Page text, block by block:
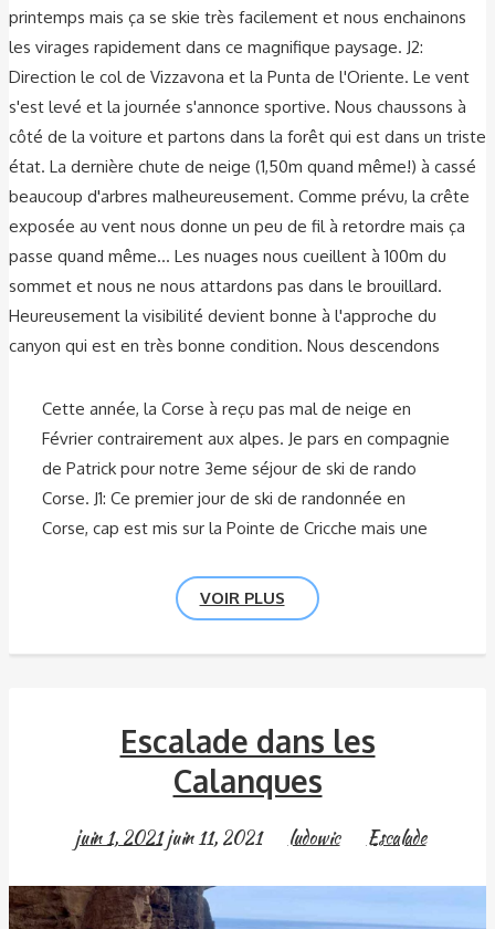
printemps mais ça se skie très facilement et nous enchainons
les virages rapidement dans ce magnifique paysage. J2:
Direction le col de Vizzavona et la Punta de l'Oriente. Le vent
s'est levé et la journée s'annonce sportive. Nous chaussons à
côté de la voiture et partons dans la forêt qui est dans un triste
état. La dernière chute de neige (1,50m quand même!) à cassé
beaucoup d'arbres malheureusement. Comme prévu, la crête
exposée au vent nous donne un peu de fil à retordre mais ça
passe quand même... Les nuages nous cueillent à 100m du
sommet et nous ne nous attardons pas dans le brouillard.
Heureusement la visibilité devient bonne à l'approche du
canyon qui est en très bonne condition. Nous descendons
Cette année, la Corse à reçu pas mal de neige en
Février contrairement aux alpes. Je pars en compagnie
de Patrick pour notre 3eme séjour de ski de rando
Corse. J1: Ce premier jour de ski de randonnée en
Corse, cap est mis sur la Pointe de Cricche mais une
VOIR PLUS
Escalade dans les
Calanques
juin 1, 2021 juin 11, 2021 ludowic Escalade